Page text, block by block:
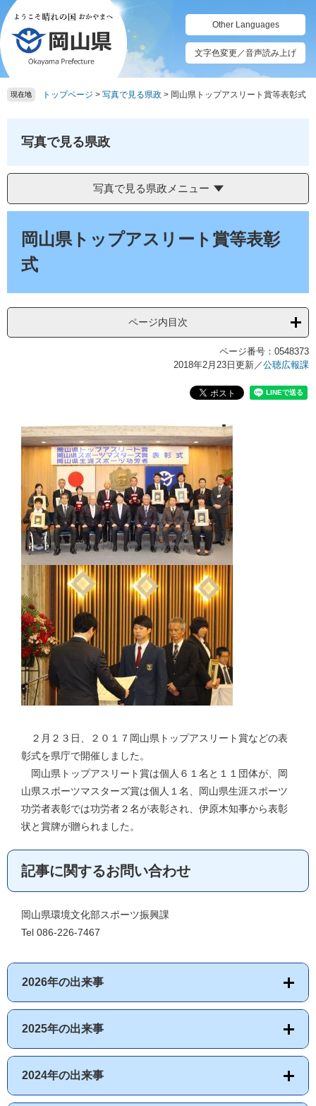
ペ
ー
ジ
の
先
頭
メ
ニ
ュ
ー
を
飛
Other Languages
文字色変更／音声読み上げ
現在地 トップページ > 写真で見る県政 > 岡山県トップアスリート賞等表彰式
写真で見る県政
写真で見る県政メニュー
岡山県トップアスリート賞等表彰
式
ページ内目次
ページ番号：0548373
2018年2月23日更新／公聴広報課
２月２３日、２０１７岡山県トップアスリート賞などの表
彰式を県庁で開催しました。
岡山県トップアスリート賞は個人６１名と１１団体が、岡
山県スポーツマスターズ賞は個人１名、岡山県生涯スポーツ
功労者表彰では功労者２名が表彰され、伊原木知事から表彰
状と賞牌が贈られました。
記事に関するお問い合わせ
岡山県環境文化部スポーツ振興課
Tel 086-226-7467
2026年の出来事
2025年の出来事
2024年の出来事